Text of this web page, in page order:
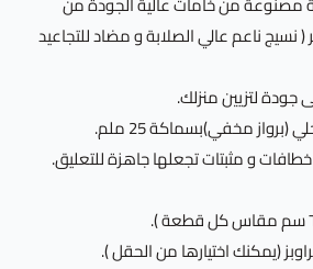
ناعم عالي الصلابة و مضاد للتجاعيد
جودة لتزيين منزلك.
(برواز مخفي)بسماكة 25 ملم.
و مثبتات تجعلها جاهزة للتعليق.
(يمكنك اختيارها من الحقل ).